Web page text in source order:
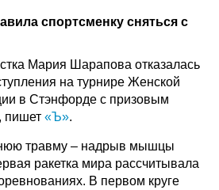
спортсменку сняться с
Мария Шарапова отказалась
на турнире Женской
в Стэнфорде с призовым
пишет«Ъ».
травму – надрыв мышцы
ракетка мира рассчитывала
В первом круге